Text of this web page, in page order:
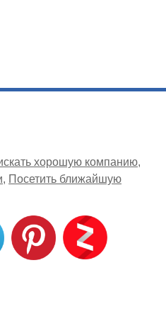
хорошую компанию
Посетить ближайшую